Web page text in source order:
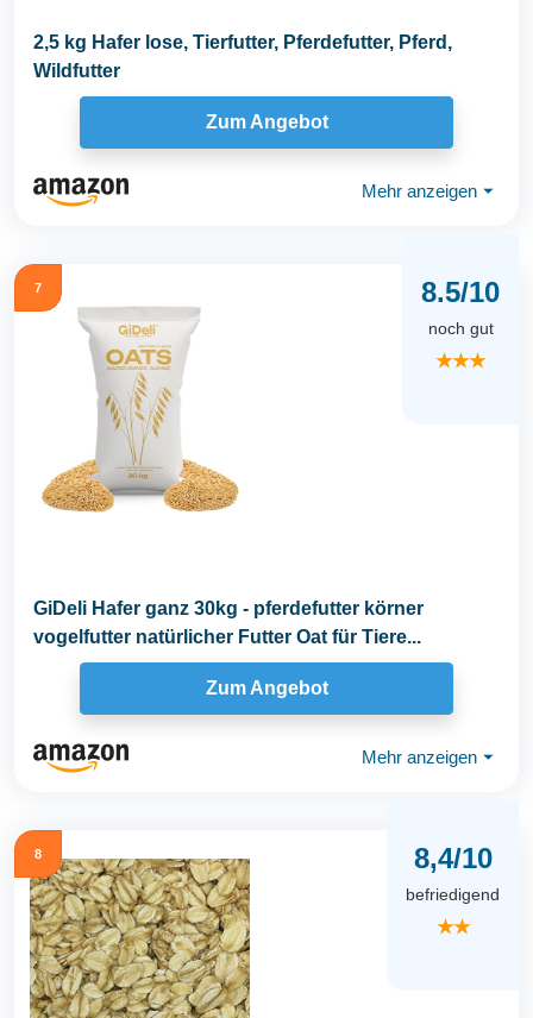
2,5 kg Hafer lose, Tierfutter, Pferdefutter, Pferd,
Wildfutter
Zum Angebot
Mehr anzeigen ⏷
7 8.5/10
noch gut
★★★
GiDeli Hafer ganz 30kg - pferdefutter körner
vogelfutter natürlicher Futter Oat für Tiere...
Zum Angebot
Mehr anzeigen ⏷
8 8,4/10
befriedigend
★★